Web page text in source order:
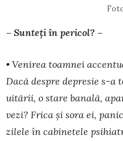
– Sunteți în pericol? –
• Venirea toamnei
Dacă des­pre depresie s-
uitării, o stare banală,
vezi? Frica și sora ei,
zilele în cabinetele